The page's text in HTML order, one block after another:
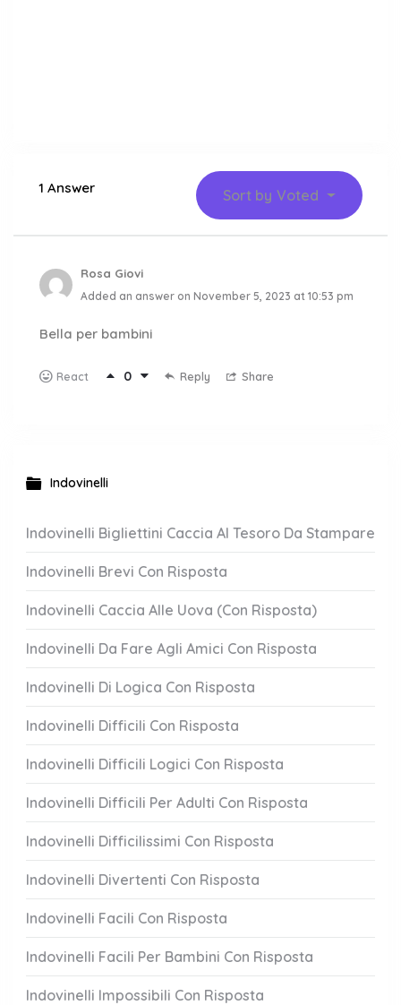
1 Answer Sort by Voted
Rosa Giovi
Added an answer on November 5, 2023 at 10:53 pm
Bella per bambini
React 0 Reply Share
Indovinelli
Indovinelli Bigliettini Caccia Al Tesoro Da Stampare
Indovinelli Brevi Con Risposta
Indovinelli Caccia Alle Uova (Con Risposta)
Indovinelli Da Fare Agli Amici Con Risposta
Indovinelli Di Logica Con Risposta
Indovinelli Difficili Con Risposta
Indovinelli Difficili Logici Con Risposta
Indovinelli Difficili Per Adulti Con Risposta
Indovinelli Difficilissimi Con Risposta
Indovinelli Divertenti Con Risposta
Indovinelli Facili Con Risposta
Indovinelli Facili Per Bambini Con Risposta
Indovinelli Impossibili Con Risposta